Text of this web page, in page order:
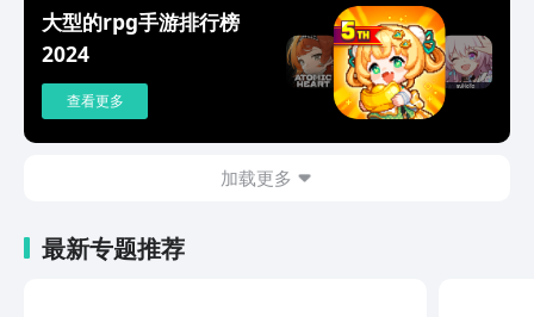
大型的rpg手游排行榜
2024
查看更多
加载更多
最新专题推荐